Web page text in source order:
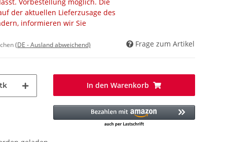
der aktuellen Lieferzusage des
informieren wir Sie
(DE - Ausland abweichend) Frage zum Artikel
In den Warenkorb